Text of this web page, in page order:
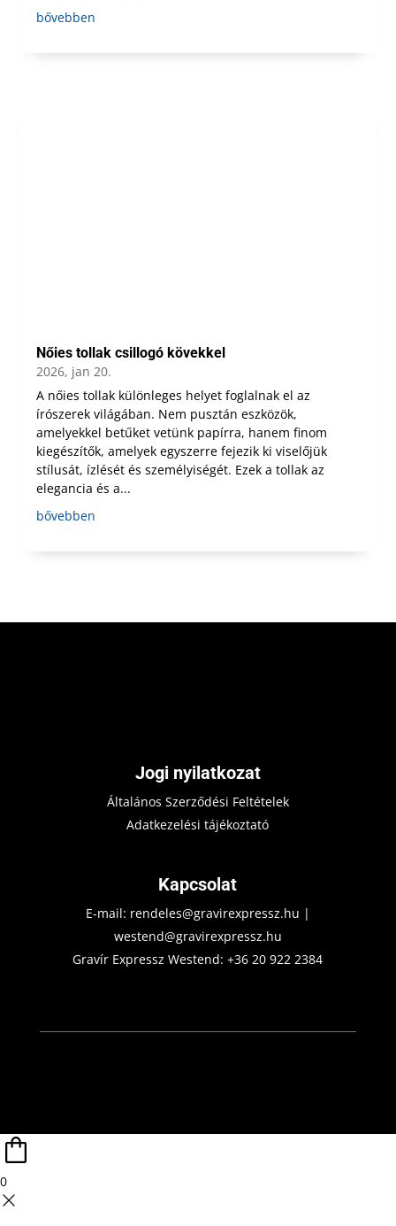
bővebben
Nőies tollak csillogó kövekkel
2026, jan 20.
A nőies tollak különleges helyet foglalnak el az
írószerek világában. Nem pusztán eszközök,
amelyekkel betűket vetünk papírra, hanem finom
kiegészítők, amelyek egyszerre fejezik ki viselőjük
stílusát, ízlését és személyiségét. Ezek a tollak az
elegancia és a...
bővebben
Jogi nyilatkozat
Általános Szerződési Feltételek
Adatkezelési tájékoztató
Kapcsolat
E-mail: rendeles@gravirexpressz.hu |
westend@gravirexpressz.hu
Gravír Expressz Westend:+36 20 922 2384
0